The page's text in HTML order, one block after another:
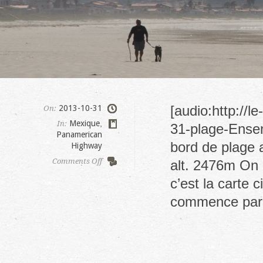
On: 2013-10-31
In: Mexique
Panamerican
Highway
Comments Offon
[audio:http://
31-plage-
bord de plage
alt. 2476m
c’est la carte
commence